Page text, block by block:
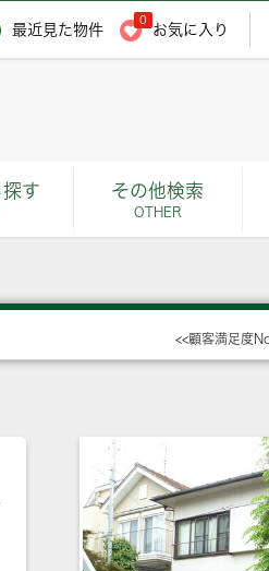
最近見た物件
0
お気に入り
す その他検索
OTHER
<<顧客満足度